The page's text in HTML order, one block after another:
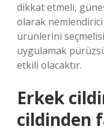
dikkat etmeli,
olarak
ürünlerini
uygulamak
etkili olacaktır.
Erkek
cildinden